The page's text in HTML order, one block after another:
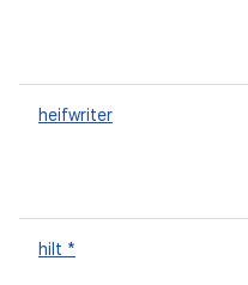
heifwriter
hilt *